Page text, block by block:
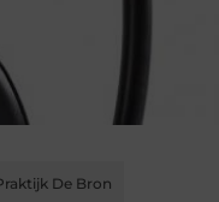
De Bron